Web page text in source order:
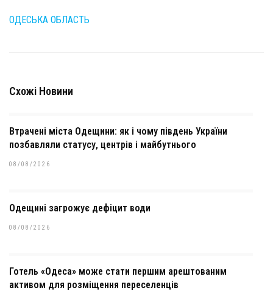
ОДЕСЬКА ОБЛАСТЬ
Схожі Новини
Втрачені міста Одещини: як і чому південь України
позбавляли статусу, центрів і майбутнього
08/08/2026
Одещині загрожує дефіцит води
08/08/2026
Готель «Одеса» може стати першим арештованим
активом для розміщення переселенців